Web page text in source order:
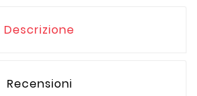
Descrizione
Recensioni